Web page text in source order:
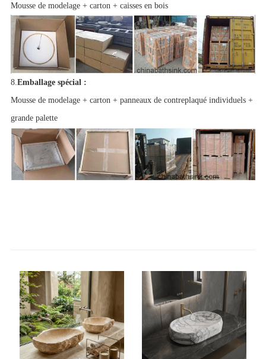
Mousse de modelage + carton + caisses en bois
8. Emballage spécial :
Mousse de modelage + carton + panneaux de contreplaqué individuels +
grande palette